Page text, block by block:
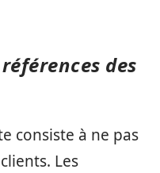
des
consiste à ne pas
Les